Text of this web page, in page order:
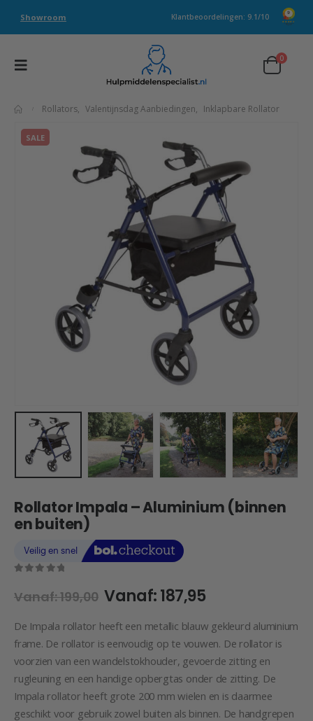
Showroom Klantbeoordelingen: 9.1/10
0
Rollators, Valentijnsdag Aanbiedingen, Inklapbare Rollator
SALE
Rollator Impala – Aluminium (binnen
en buiten)
Vanaf:199,00 Vanaf:187,95
De Impala rollator heeft een metallic blauw gekleurd aluminium
frame. De rollator is eenvoudig op te vouwen. De rollator is
voorzien van een wandelstokhouder, gevoerde zitting en
rugleuning en een handige opbergtas onder de zitting. De
Impala rollator heeft grote 200 mm wielen en is daarmee
geschikt voor gebruik zowel buiten als binnen. De handgrepen